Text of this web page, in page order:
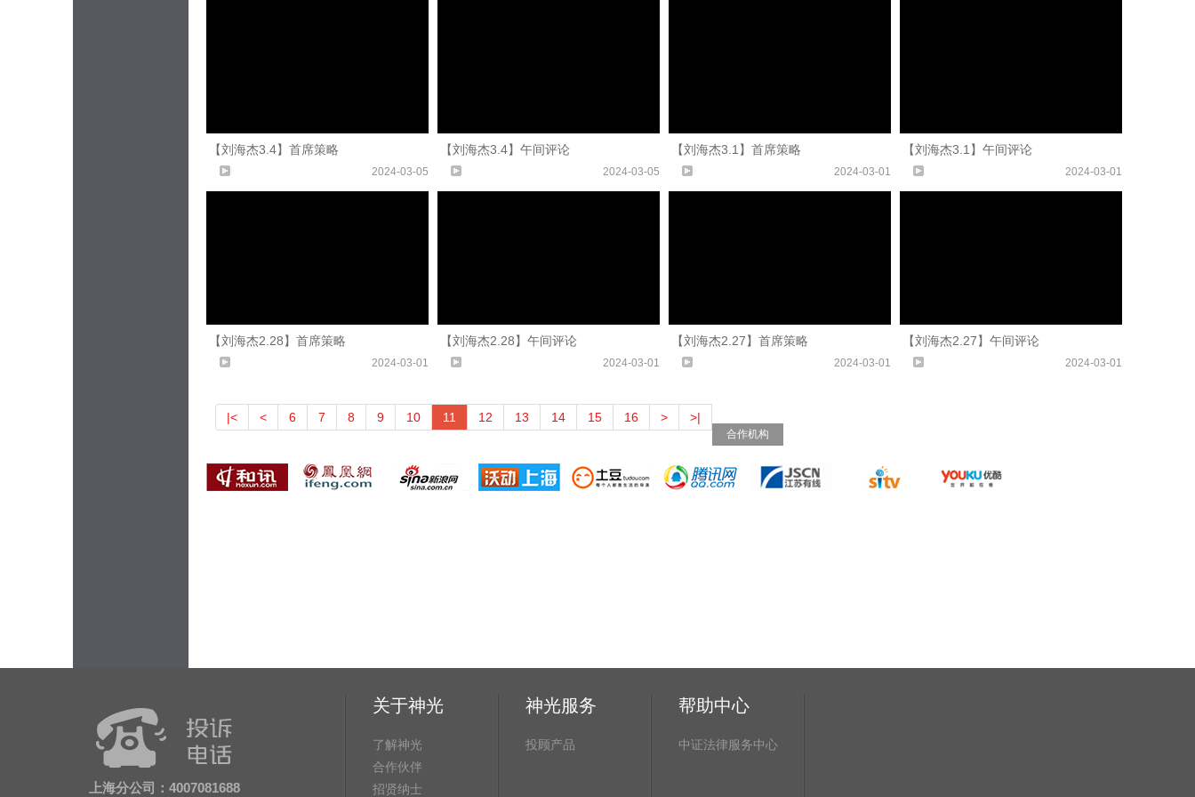
【刘海杰3.4】首席策略
2024-03-05
【刘海杰3.4】午间评论
2024-03-05
【刘海杰3.1】首席策略
2024-03-01
【刘海杰3.1】午间评论
2024-03-01
【刘海杰2.28】首席策略
2024-03-01
【刘海杰2.28】午间评论
2024-03-01
【刘海杰2.27】首席策略
2024-03-01
【刘海杰2.27】午间评论
2024-03-01
|< < 6 7 8 9 10 11 12 13 14 15 16 > >|
合作机构
上海分公司：4007081688
关于神光
了解神光
合作伙伴
招贤纳士
神光服务
投顾产品
帮助中心
中证法律服务中心